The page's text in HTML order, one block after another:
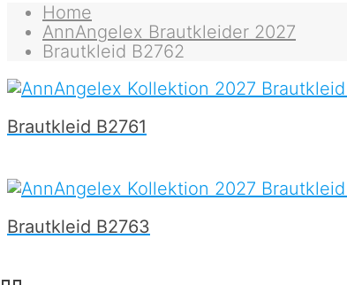
Home
AnnAngelex Brautkleider 2027
Brautkleid B2762
Brautkleid B2761
Brautkleid B2763